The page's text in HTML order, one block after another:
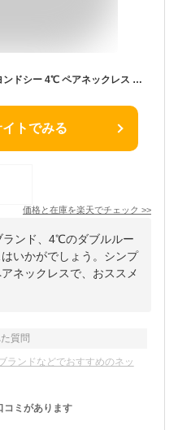
【送料無料】【ラッピング無料】ヨンドシー 4℃ ペアネックレス レディース ブランド 正規品 新品 ギフト プレゼント 人気 おすすめ 誕生日 記念日 クリスマス
トでみる
価格と在庫を楽天でチェック >>
ランド、4℃のダブルルー
いかがでしょう。シンプ
ネックレスで、おススメ
質問
ランドなどでおすすめのネッ
コミがあります